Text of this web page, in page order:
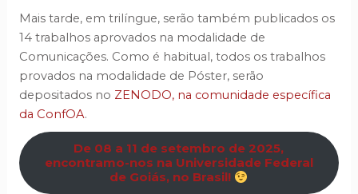
Mais tarde, em trilíngue, serão também publicados os
14 trabalhos aprovados na modalidade de
Comunicações. Como é habitual, todos os trabalhos
provados na modalidade de Póster, serão
depositados no ZENODO, na comunidade específica
da ConfOA.
De 08 a 11 de setembro de 2025,
encontramo-nos na Universidade Federal
de Goiás, no Brasil!